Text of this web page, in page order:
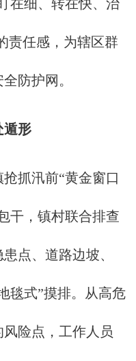
在细、转在快、治
责任感，为辖区群
防护网。
遁形
抓汛前“黄金窗口
干，镇村联合排查
点、道路边坡、
毯式”摸排。从高危
险点，工作人员